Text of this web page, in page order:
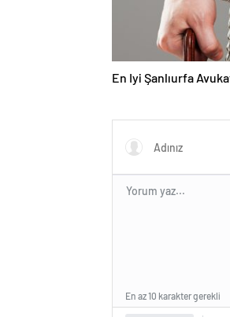
En Iyi Şanlıurfa
En az 10 karakter gerekli